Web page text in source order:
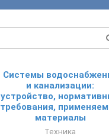
Системы
и канализации:
устройство,
требования,
материалы
Техника